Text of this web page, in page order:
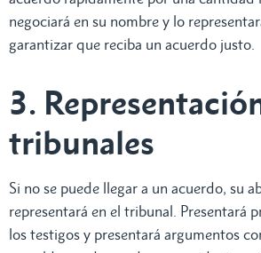
negociará en su nombre y lo
garantizar que reciba un acuerdo justo.
3.
tribunales
Si no se puede llegar a un acuerdo, su
representará en el tribunal. Presentará
los testigos y presentará argumentos